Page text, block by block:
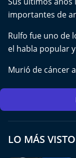
Chiche cuadra y
Motorfem
Agenda Propia
Chile, Historia de
Aquí Estamos
importantes de
Rulfo fue uno de
el habla popular
Murió de cáncer
LO MÁS VISTO